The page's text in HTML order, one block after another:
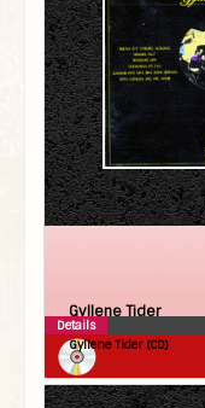
Gyllene Tider
Gyllene Tider (CD)
Details